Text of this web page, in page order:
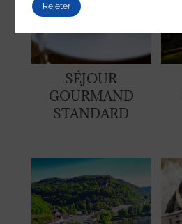
SÉJOUR
GOURMAND
STANDARD
Rejeter